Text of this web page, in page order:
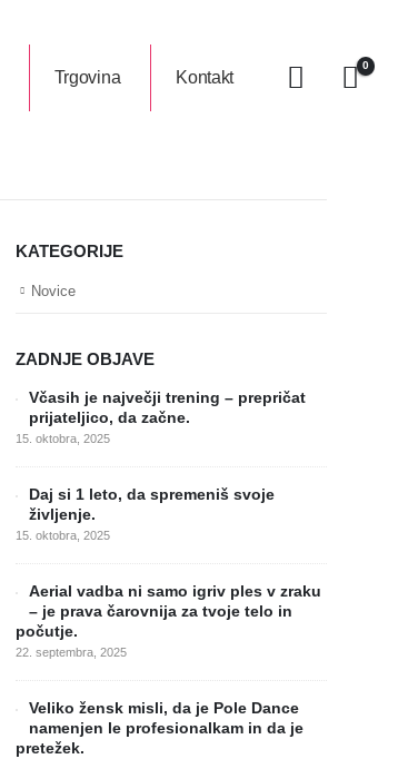
Trgovina Kontakt
0
KATEGORIJE
Novice
ZADNJE OBJAVE
Včasih je največji trening – prepričat
prijateljico, da začne.
15. oktobra, 2025
Daj si 1 leto, da spremeniš svoje
življenje.
15. oktobra, 2025
Aerial vadba ni samo igriv ples v zraku
– je prava čarovnija za tvoje telo in
počutje.
22. septembra, 2025
Veliko žensk misli, da je Pole Dance
namenjen le profesionalkam in da je
pretežek.